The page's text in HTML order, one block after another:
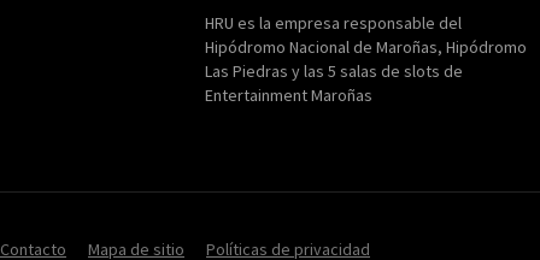
HRU es la empresa responsable del
Hipódromo Nacional de Maroñas, Hipódromo
Las Piedras y las 5 salas de slots de
Entertainment Maroñas
Contacto Mapa de sitio Políticas de privacidad